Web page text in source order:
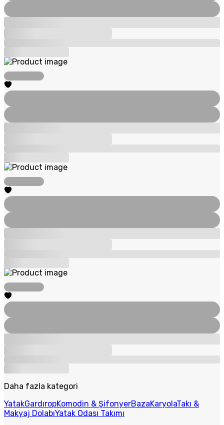
Daha fazla kategori
YatakGardıropKomodin & ŞifonyerBazaKaryolaTakı &
Makyaj DolabıYatak Odası Takımı